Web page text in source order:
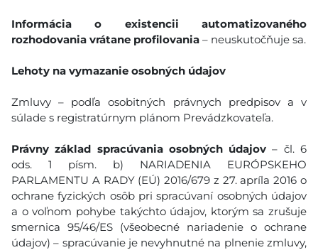
Informácia o existencii automatizovaného
rozhodovania vrátane profilovania – neuskutočňuje sa.
Lehoty na vymazanie osobných údajov
Zmluvy – podľa osobitných právnych predpisov a v
súlade s registratúrnym plánom Prevádzkovateľa.
Právny základ spracúvania osobných údajov – čl. 6
ods. 1 písm. b) NARIADENIA EURÓPSKEHO
PARLAMENTU A RADY (EÚ) 2016/679 z 27. apríla 2016 o
ochrane fyzických osôb pri spracúvaní osobných údajov
a o voľnom pohybe takýchto údajov, ktorým sa zrušuje
smernica 95/46/ES (všeobecné nariadenie o ochrane
údajov) – spracúvanie je nevyhnutné na plnenie zmluvy,